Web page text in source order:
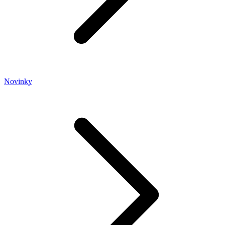
Novinky